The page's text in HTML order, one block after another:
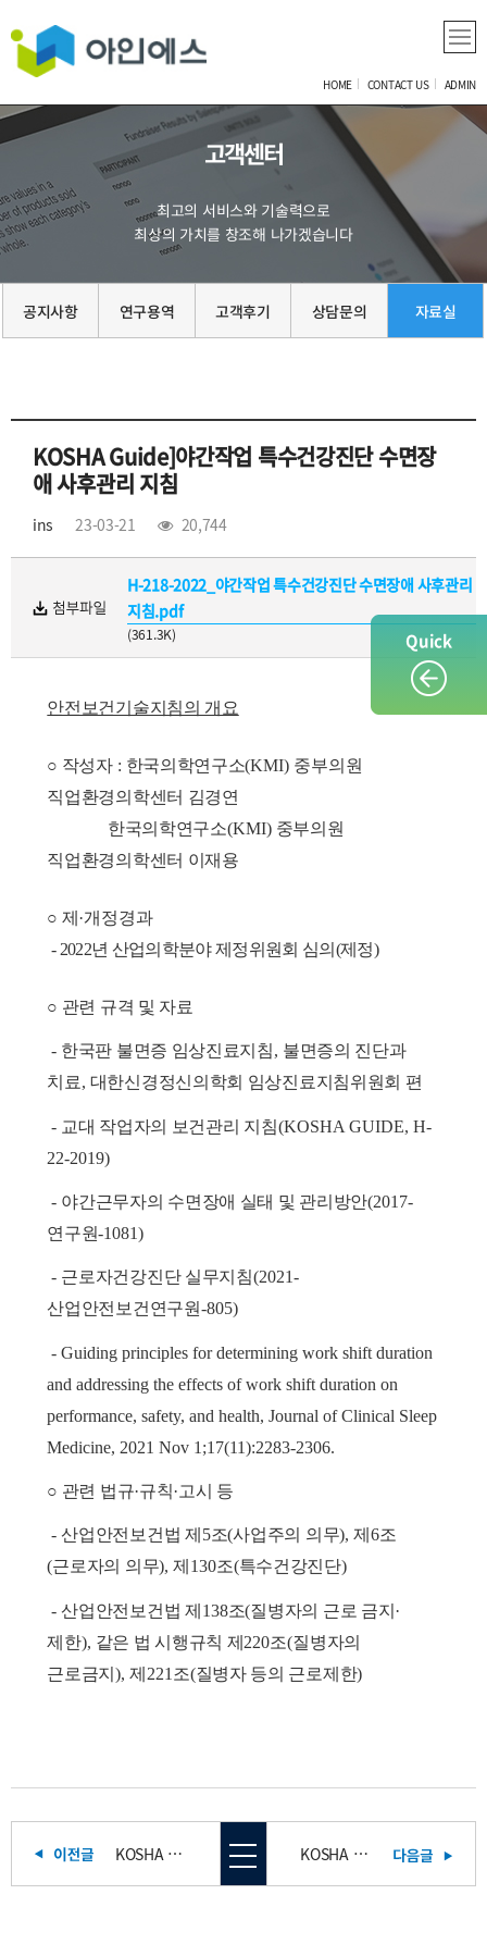
HOME CONTACT US ADMIN
고객센터
최고의 서비스와 기술력으로
최상의 가치를 창조해 나가겠습니다
공지사항 연구용역 고객후기 상담문의 자료실
KOSHA Guide]야간작업 특수건강진단 수면장
애 사후관리 지침
ins 23-03-21 20,744
H-218-2022_야간작업 특수건강진단 수면장애 사후관리
지침.pdf
(361.3K)
안전보건기술지침의 개요
○ 작성자 : 한국의학연구소(KMI) 중부의원
직업환경의학센터 김경연
한국의학연구소(KMI) 중부의원
직업환경의학센터 이재용
○ 제 ·개정경과
- 2022년 산업의학분야 제정위원회 심의 (제정)
○ 관련 규격 및 자료
- 한국판 불면증 임상진료지침, 불면증의 진단과
치료, 대한신경정신의학회 임상진료지침위원회 편
- 교대 작업자의 보건관리 지침(KOSHA GUIDE, H-
22-2019)
- 야간근무자의 수면장애 실태 및 관리방안(2017-
연구원-1081)
- 근로자건강진단 실무지침(2021-
산업안전보건연구원-805)
- Guiding principles for determining work shift duration
and addressing the effects of work shift duration on
performance, safety, and health, Journal of Clinical Sleep
Medicine, 2021 Nov 1;17(11):2283-2306.
○ 관련 법규·규칙·고시 등
-산업안전보건법 제 5조(사업주의 의무),제 6조
(근로자의 의무),제 130조(특수건강진단)
-산업안전보건법 제 138조(질병자의 근로 금지 ·
제한), 같은 법 시행규칙 제 220조(질병자의
근로금지),제 221 조(질병자 등의 근로제한)
KOSHA Guide]열사병 등 온열질환 예방 지침 KOSHA Guide]야간 작업자의 특수건강진단 결과에 따른 사후관리 지침
Quick